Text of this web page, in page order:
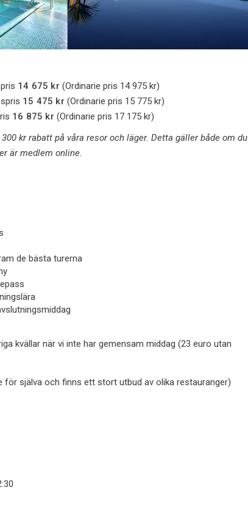
14 675 kr (Ordinarie pris 14 975 kr)
15 475 kr (Ordinarie pris 15 775 kr)
16 875 kr (Ordinarie pris 17 175 kr)
kr rabatt på våra resor och läger. Detta gäller både om du
är medlem online.
de bästa turerna
kvällar när vi inte har gemensam middag (23 euro utan
för själva och finns ett stort utbud av olika restauranger)